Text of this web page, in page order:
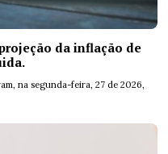
da inflação de
na segunda-feira, 27 de 2026,